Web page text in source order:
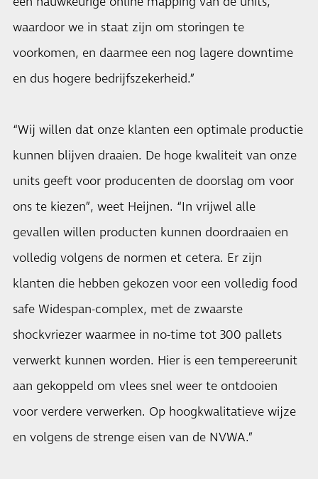
waardoor we in staat zijn om storingen te
voorkomen, en daarmee een nog lagere downtime
en dus hogere bedrijfszekerheid.”
“Wij willen dat onze klanten een optimale productie
kunnen blijven draaien. De hoge kwaliteit van onze
units geeft voor producenten de doorslag om voor
ons te kiezen”, weet Heijnen. “In vrijwel alle
gevallen willen producten kunnen doordraaien en
volledig volgens de normen et cetera. Er zijn
klanten die hebben gekozen voor een volledig food
safe Widespan-complex, met de zwaarste
shockvriezer waarmee in no-time tot 300 pallets
verwerkt kunnen worden. Hier is een tempereerunit
aan gekoppeld om vlees snel weer te ontdooien
voor verdere verwerken. Op hoogkwalitatieve wijze
en volgens de strenge eisen van de NVWA.”